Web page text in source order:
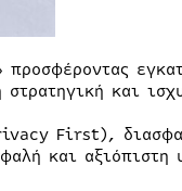
προσφέροντας
στρατηγική και
First),
και αξιόπιστη